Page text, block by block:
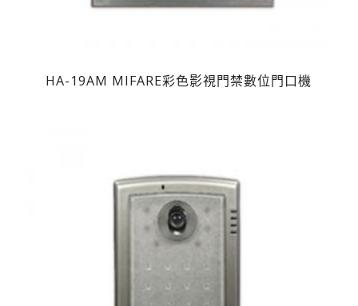
HA-19AM MIFARE彩色影視門禁數位門口機